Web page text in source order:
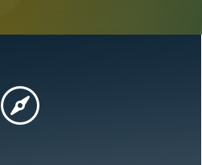

